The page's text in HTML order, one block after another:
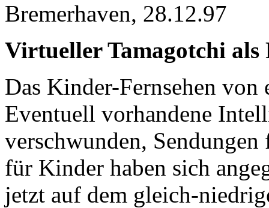
Bremerhaven, 28.12.97
Virtueller Tamagotchi als
Das Kinder-Fernsehen
Eventuell vorhandene
verschwunden,
für Kinder haben sich
jetzt auf dem gleich-